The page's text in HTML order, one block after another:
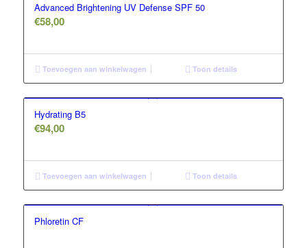
Advanced Brightening UV Defense SPF 50
€58,00
Toevoegen aan winkelwagen Toon details
Hydrating B5
€94,00
Toevoegen aan winkelwagen Toon details
Phloretin CF